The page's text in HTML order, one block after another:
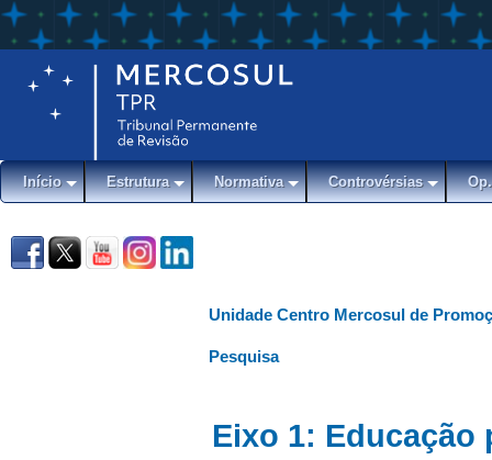
Início Estrutura Normativa Controvérsias
Unidade Centro Mercosul de
Pesquisa
Eixo 1: Educação